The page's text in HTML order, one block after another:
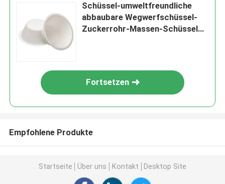
Schüssel-umweltfreundliche
abbaubare Wegwerfschüssel-
Zuckerrohr-Massen-Schüssel
Fortsetzen
Empfohlene Produkte
Startseite Über uns Kontakt Desktop Site